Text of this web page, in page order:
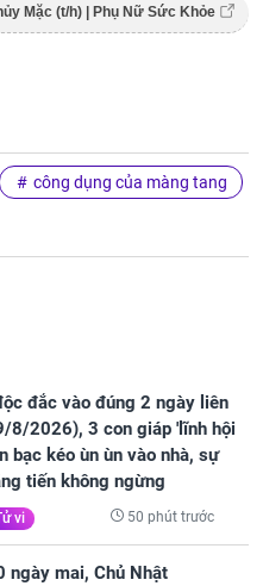
Mặc (t/h) | Phụ Nữ Sức Khỏe
công dụng của màng tang
đắc vào đúng 2 ngày liên
8/2026), 3 con giáp 'lĩnh hội
bạc kéo ùn ùn vào nhà, sự
tiến không ngừng
vi 50 phút trước
ngày mai, Chủ Nhật